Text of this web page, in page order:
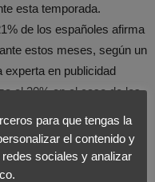
esta temporada.
de los españoles afirma
estos meses, según un
experta en publicidad
el 30% en el caso de los
en Internet
durante estos meses.
para que tengas la
el contenido y
sociales y analizar